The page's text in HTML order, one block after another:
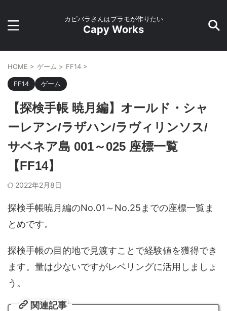
カピバラさんはプラモが作りたい
Capy Works
HOME > ゲーム > FF14 >
FF14 ゲーム
【探検手帳 暁月編】オールド・シャ
ーレアン/ラザハン/ラヴィリンソス/
サベネア島 001～025 座標一覧
【FF14】
2022年2月8日
探検手帳暁月編のNo.01～No.25までの座標一覧ま
とめです。
探検手帳の目的地で見渡すことで経験値を獲得でき
ます。量は少ないですがレベリングに活用しましょ
う。
関連記事